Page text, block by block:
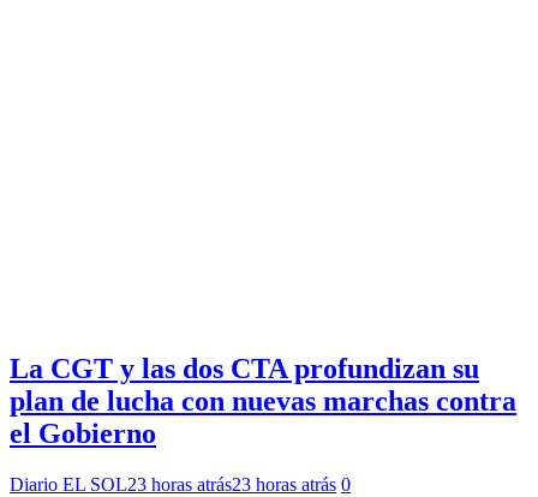
La CGT y las dos CTA profundizan su
plan de lucha con nuevas marchas contra
el Gobierno
Diario EL SOL23 horas atrás23 horas atrás 0